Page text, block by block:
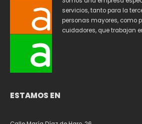
servicios, tanto para la
personas mayores, como
cuidadores, que trabajan
ESTAMOS EN